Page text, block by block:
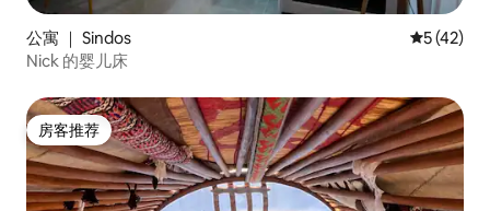
公寓 ｜ Sindos 平均评分
5 (42)
Nick 的婴儿床
房客推荐
房客推荐